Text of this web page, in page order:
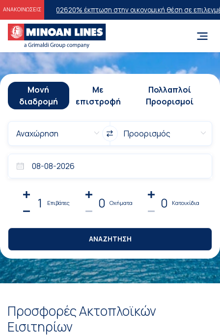
ΑΝΑΚΟΙΝΩΣΕΙΣ
202620% έκπτωση στην οικονομική θέση σε επιλεγμένα
Μονή
διαδρομή
Με
επιστροφή
Πολλαπλοί
Προορισμοί
1 Επιβάτες 0 Οχήματα 0 Κατοικίδια
ΑΝΑΖΗΤΗΣΗ
Προσφορές Ακτοπλοϊκών
Εισιτηρίων